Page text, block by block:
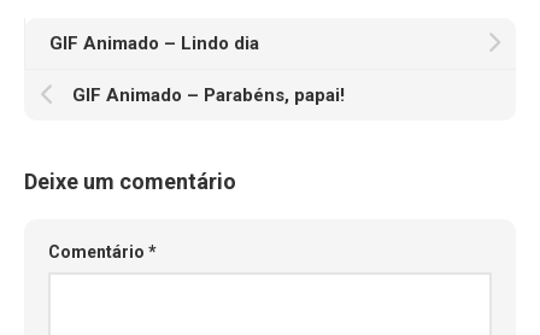
GIF Animado – Lindo dia
GIF Animado – Parabéns, papai!
Deixe um comentário
Comentário *